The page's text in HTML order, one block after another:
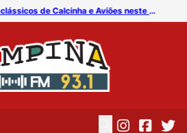
A Toca apresenta clássicos de Calcinha e Aviões neste sábado (8)